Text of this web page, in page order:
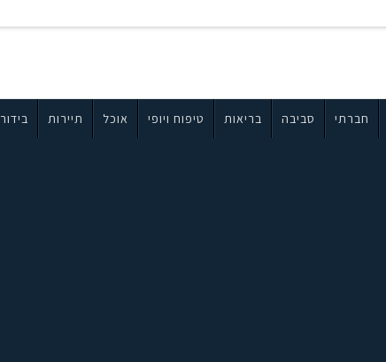
חברתי סביבה בריאות טיפוח ויופי אוכל תיירות בידור